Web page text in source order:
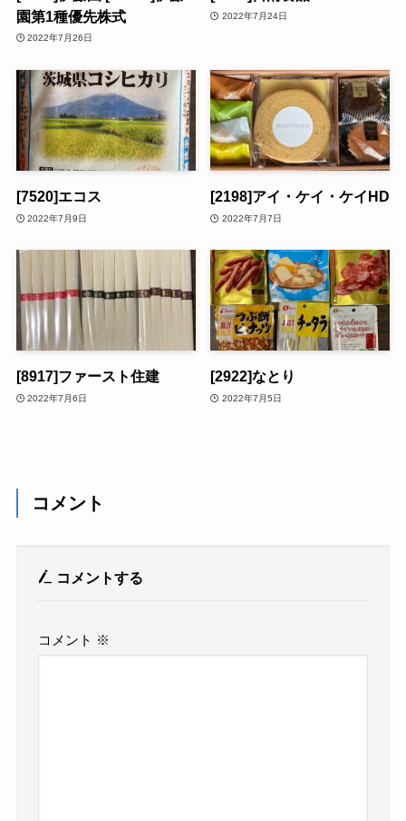
園第1種優先株式
2022年7月26日
2022年7月24日
[7520]エコス
2022年7月9日
[2198]アイ・ケイ・ケイHD
2022年7月7日
[8917]ファースト住建
2022年7月6日
[2922]なとり
2022年7月5日
コメント
コメントする
コメント ※